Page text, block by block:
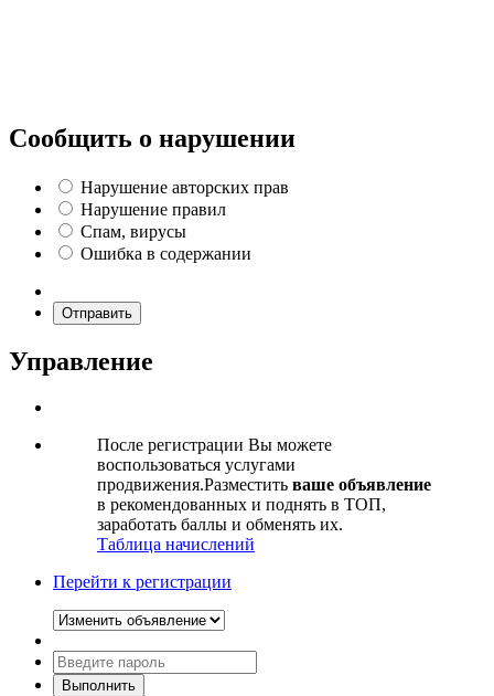
Сообщить о нарушении
Нарушение авторских прав
Нарушение правил
Спам, вирусы
Ошибка в содержании
Отправить
Управление
После регистрации Вы можете
воспользоваться услугами
продвижения.Разместить ваше объявление
в рекомендованных и поднять в ТОП,
заработать баллы и обменять их.
Таблица начислений
Перейти к регистрации